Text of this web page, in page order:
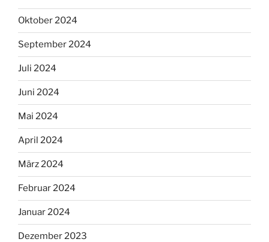
Oktober 2024
September 2024
Juli 2024
Juni 2024
Mai 2024
April 2024
März 2024
Februar 2024
Januar 2024
Dezember 2023